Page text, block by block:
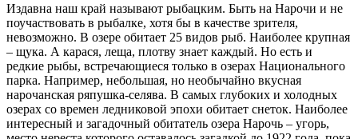
Издавна наш край называют рыбацким. Быть на Нарочи и не
поучаствовать в рыбалке, хотя бы в качестве зрителя,
невозможно. В озере обитает 25 видов рыб. Наиболее крупная
– щука. А карася, леща, плотву знает каждый. Но есть и
редкие рыбы, встречающиеся только в озерах Национального
парка. Например, небольшая, но необычайно вкусная
нарочанская ряпушка-селява. В самых глубоких и холодных
озерах со времен ледниковой эпохи обитает снеток. Наиболее
интересный и загадочный обитатель озера Нарочь – угорь,